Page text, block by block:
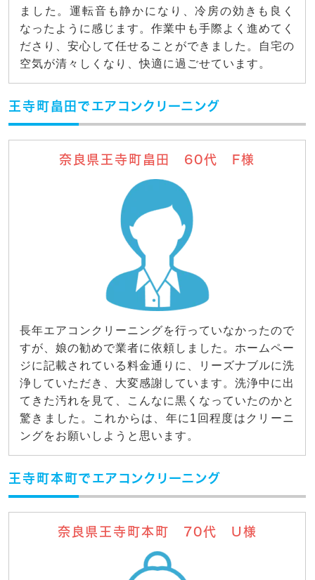
ました。運転音も静かになり、冷房の効きも良く
なったように感じます。作業中も手際よく進めてく
ださり、安心して任せることができました。自宅の
空気が清々しくなり、快適に過ごせています。
王寺町畠田でエアコンクリーニング
奈良県王寺町畠田 60代 F様
長年エアコンクリーニングを行っていなかったので
すが、娘の勧めで業者に依頼しました。ホームペー
ジに記載されている料金通りに、リーズナブルに洗
浄していただき、大変感謝しています。洗浄中に出
てきた汚れを見て、こんなに黒くなっていたのかと
驚きました。これからは、年に1回程度はクリーニ
ングをお願いしようと思います。
王寺町本町でエアコンクリーニング
奈良県王寺町本町 70代 U様